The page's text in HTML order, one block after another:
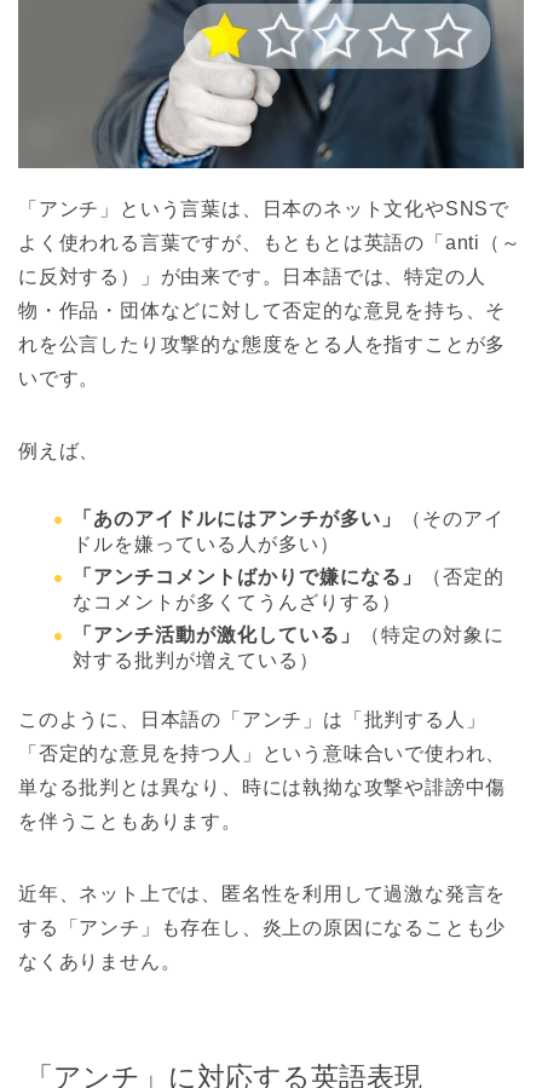
「アンチ」という言葉は、日本のネット文化やSNSで
よく使われる言葉ですが、もともとは英語の「anti（～
に反対する）」が由来です。日本語では、特定の人
物・作品・団体などに対して否定的な意見を持ち、そ
れを公言したり攻撃的な態度をとる人を指すことが多
いです。
例えば、
「あのアイドルにはアンチが多い」
（そのアイ
ドルを嫌っている人が多い）
「アンチコメントばかりで嫌になる」
（否定的
なコメントが多くてうんざりする）
「アンチ活動が激化している」
（特定の対象に
対する批判が増えている）
このように、日本語の「アンチ」は「批判する人」
「否定的な意見を持つ人」という意味合いで使われ、
単なる批判とは異なり、時には執拗な攻撃や誹謗中傷
を伴うこともあります。
近年、ネット上では、匿名性を利用して過激な発言を
する「アンチ」も存在し、炎上の原因になることも少
なくありません。
「アンチ」に対応する英語表現